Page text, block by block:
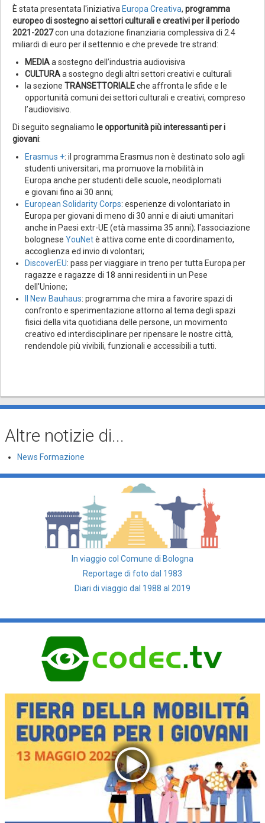
È stata presentata l'iniziativa Europa Creativa, programma
europeo di sostegno ai settori culturali e creativi per il periodo
2021-2027con una dotazione finanziaria complessiva di 2.4
miliardi di euro per il settennio e che prevede tre strand:
MEDIAa sostegno dell’industria audiovisiva
CULTURAa sostegno degli altri settori creativi e culturali
la sezione TRANSETTORIALEche affronta le sfide e le
opportunità comuni dei settori culturali e creativi, compreso
l’audiovisivo.
Di seguito segnaliamo le opportunità più interessanti per i
giovani:
Erasmus +: il programma Erasmus non è destinato solo agli
studenti universitari, ma promuove la mobilità in
Europa anche per studenti delle scuole, neodiplomati
e giovani fino ai 30 anni;
European Solidarity Corps: esperienze di volontariato in
Europa per giovani di meno di 30 anni e di aiuti umanitari
anche in Paesi extr-UE (età massima 35 anni); l'associazione
bolognese YouNetè attiva come ente di coordinamento,
accoglienza ed invio di volontari;
DiscoverEU: pass per viaggiare in treno per tutta Europa per
ragazze e ragazze di 18 anni residenti in un Pese
dell'Unione;
Il New Bauhaus: programma che mira a favorire spazi di
confronto e sperimentazione attorno al tema degli spazi
fisici della vita quotidiana delle persone, un movimento
creativo ed interdisciplinare per ripensare le nostre città,
rendendole più vivibili, funzionali e accessibili a tutti.
Altre notizie di...
News Formazione
In viaggio col Comune di Bologna
Reportage di foto dal 1983
Diari di viaggio dal 1988 al 2019